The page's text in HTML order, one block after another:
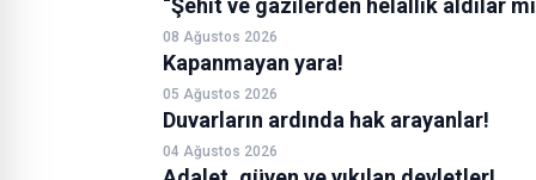
“Şehit ve gazilerden helâllik aldılar
08 Ağustos 2026
Kapanmayan yara!
05 Ağustos 2026
Duvarların ardında hak arayanlar!
04 Ağustos 2026